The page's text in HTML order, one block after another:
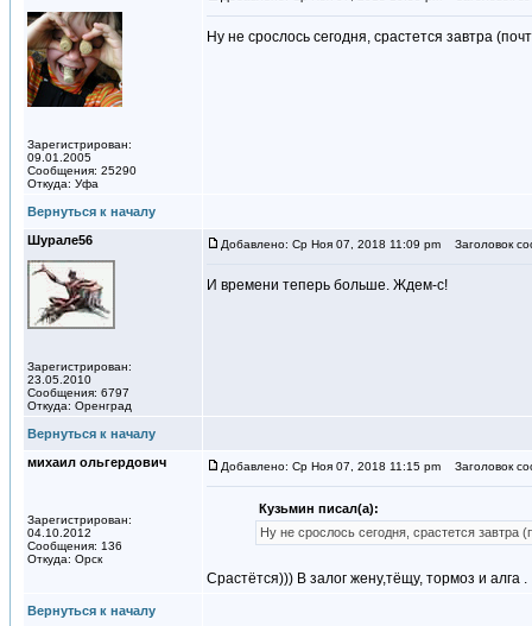
Зарегистрирован:
09.01.2005
Сообщения: 25290
Откуда: Уфа
Ну не срослось сегодня, срастется завтра
Вернуться к началу
Шурале56
Зарегистрирован:
23.05.2010
Сообщения: 6797
Откуда: Оренград
Добавлено: Ср Ноя 07, 2018 11:09 pm Заголовок
И времени теперь больше. Ждем-с!
Вернуться к началу
михаил ольгердович
Зарегистрирован:
04.10.2012
Сообщения: 136
Откуда: Орск
Добавлено: Ср Ноя 07, 2018 11:15 pm Заголовок
Кузьмин писал(а):
Ну не срослось сегодня, срастется завтра
Срастётся))) В залог жену,тёщу, тормоз и алга .
Вернуться к началу